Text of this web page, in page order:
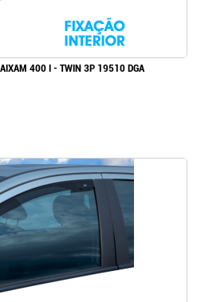
AIXAM 400 I - TWIN 3P 19510 DGA